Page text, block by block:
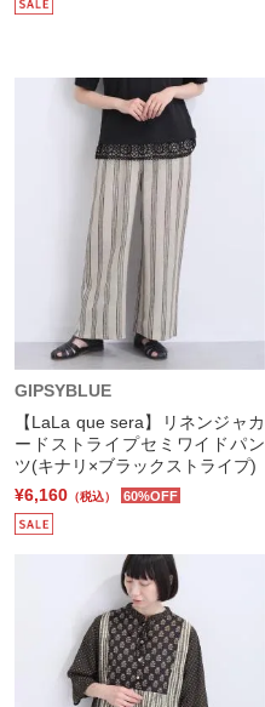
GIPSYBLUE
【LaLa que sera】リネンジャカ
ードストライプセミワイドパン
ツ(キナリ×ブラックストライプ)
¥6,160 （税込） 60%OFF